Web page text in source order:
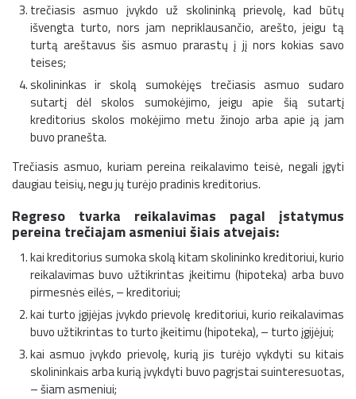
trečiasis asmuo įvykdo už skolininką prievolę, kad būtų
išvengta turto, nors jam nepriklausančio, arešto, jeigu tą
turtą areštavus šis asmuo prarastų į jį nors kokias savo
teises;
skolininkas ir skolą sumokėjęs trečiasis asmuo sudaro
sutartį dėl skolos sumokėjimo, jeigu apie šią sutartį
kreditorius skolos mokėjimo metu žinojo arba apie ją jam
buvo pranešta.
Trečiasis asmuo, kuriam pereina reikalavimo teisė, negali įgyti
daugiau teisių, negu jų turėjo pradinis kreditorius.
Regreso tvarka reikalavimas pagal įstatymus
pereina trečiajam asmeniui šiais atvejais:
kai kreditorius sumoka skolą kitam skolininko kreditoriui, kurio
reikalavimas buvo užtikrintas įkeitimu (hipoteka) arba buvo
pirmesnės eilės, – kreditoriui;
kai turto įgijėjas įvykdo prievolę kreditoriui, kurio reikalavimas
buvo užtikrintas to turto įkeitimu (hipoteka), – turto įgijėjui;
kai asmuo įvykdo prievolę, kurią jis turėjo vykdyti su kitais
skolininkais arba kurią įvykdyti buvo pagrįstai suinteresuotas,
– šiam asmeniui;